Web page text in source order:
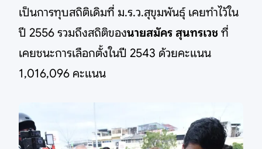
เป็นการทุบสถิติเดิมที่ ม.ร.ว.สุขุมพันธุ์ เคยทำไว้ใน
ปี 2556 รวมถึงสถิติของนายสมัคร สุนทรเวช ที่
เคยชนะการเลือกตั้งในปี 2543 ด้วยคะแนน
1,016,096 คะแนน